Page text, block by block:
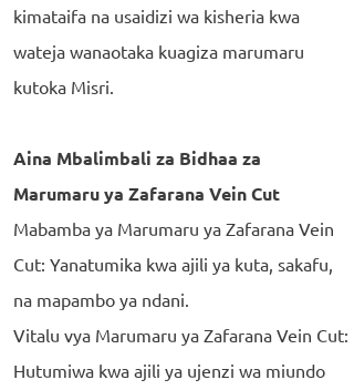
kimataifa na usaidizi wa kisheria kwa
wateja wanaotaka kuagiza marumaru
kutoka Misri.
Aina Mbalimbali za Bidhaa za
Marumaru ya Zafarana Vein Cut
Mabamba ya Marumaru ya Zafarana Vein
Cut: Yanatumika kwa ajili ya kuta, sakafu,
na mapambo ya ndani.
Vitalu vya Marumaru ya Zafarana Vein Cut:
Hutumiwa kwa ajili ya ujenzi wa miundo